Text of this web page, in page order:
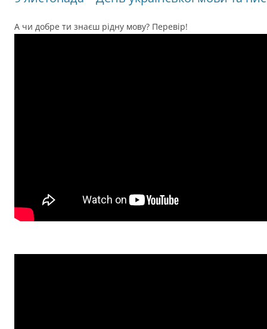
А чи добре ти знаєш рідну мову? Перевір!